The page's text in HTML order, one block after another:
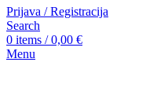
Prijava / Registracija
Search
0 items / 0,00 €
Menu